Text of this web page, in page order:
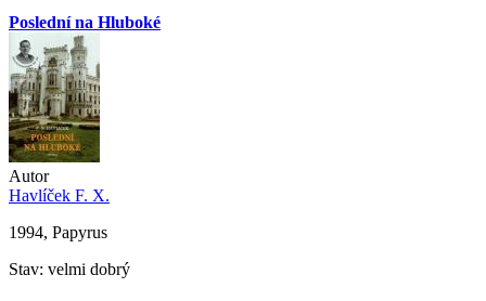
Poslední na Hluboké
Autor
Havlíček F. X.
1994, Papyrus
Stav: velmi dobrý